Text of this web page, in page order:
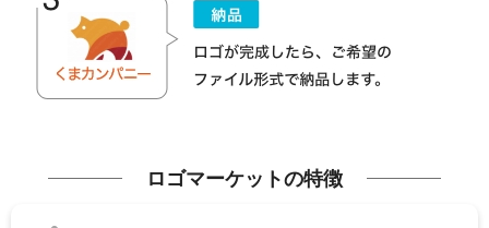
ロゴマーケットの特徴